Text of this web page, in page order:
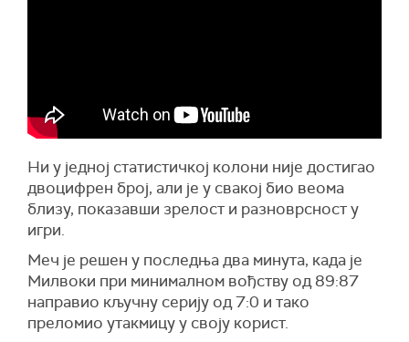
Ни у једној статистичкој колони није достигао
двоцифрен број, али је у свакој био веома
близу, показавши зрелост и разноврсност у
игри.
Меч је решен у последња два минута, када је
Милвоки при минималном вођству од 89:87
направио кључну серију од 7:0 и тако
преломио утакмицу у своју корист.